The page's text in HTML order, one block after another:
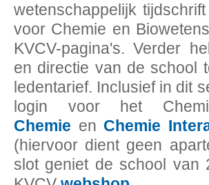
wetenschappelijk
voor Chemie en
KVCV-pagina's. Verder
en directie van de school
ledentarief. Inclusief in dit
login voor het
Chemie en Chemie
(hiervoor dient geen
slot geniet de school van